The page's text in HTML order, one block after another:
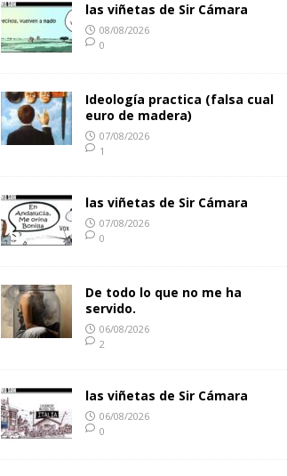
las viñetas de Sir Cámara
08/08/2026
0
Ideología practica (falsa cual
euro de madera)
07/08/2026
1
las viñetas de Sir Cámara
07/08/2026
0
De todo lo que no me ha
servido.
06/08/2026
2
las viñetas de Sir Cámara
06/08/2026
0